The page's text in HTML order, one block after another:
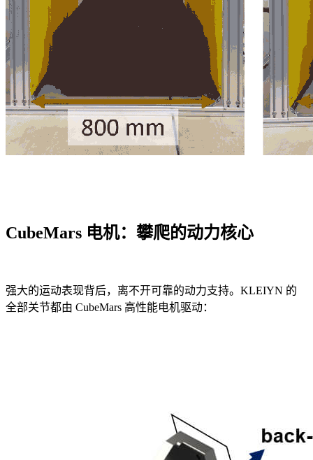
CubeMars 电机：攀爬的动力核心
强大的运动表现背后，离不开可靠的动力支持。KLEIYN 的
全部关节都由 CubeMars 高性能电机驱动：